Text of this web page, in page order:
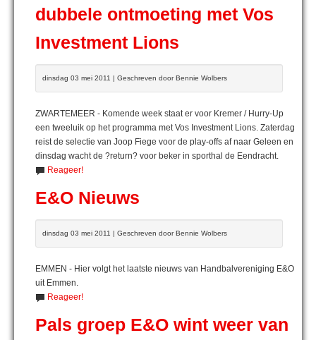
dubbele ontmoeting met Vos
Investment Lions
dinsdag 03 mei 2011 | Geschreven door Bennie Wolbers
ZWARTEMEER - Komende week staat er voor Kremer / Hurry-Up
een tweeluik op het programma met Vos Investment Lions. Zaterdag
reist de selectie van Joop Fiege voor de play-offs af naar Geleen en
dinsdag wacht de ?return? voor beker in sporthal de Eendracht.
Reageer!
E&O Nieuws
dinsdag 03 mei 2011 | Geschreven door Bennie Wolbers
EMMEN - Hier volgt het laatste nieuws van Handbalvereniging E&O
uit Emmen.
Reageer!
Pals groep E&O wint weer van